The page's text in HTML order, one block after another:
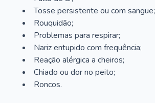
Tosse persistente ou com sangue;
Rouquidão;
Problemas para respirar;
Nariz entupido com frequência;
Reação alérgica a cheiros;
Chiado ou dor no peito;
Roncos.